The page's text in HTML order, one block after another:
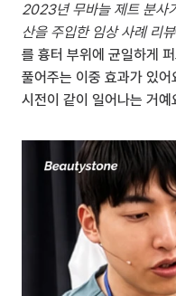
2023년 무바늘 제트 분사
산을 주입한 임상 사례 리뷰
를 흉터 부위에 균일하게
풀어주는 이중 효과가 있
시전이 같이 일어나는 거예